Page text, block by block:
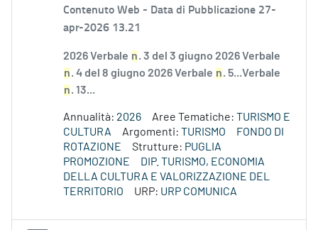
Contenuto Web - Data di Pubblicazione 27-
apr-2026 13.21
2026 Verbale n. 3 del 3 giugno 2026 Verbale
n. 4 del 8 giugno 2026 Verbale n. 5...Verbale
n. 13...
Annualità: 2026 Aree Tematiche: TURISMO E
CULTURA
Argomenti: TURISMO
FONDO DI
ROTAZIONE
Strutture: PUGLIA
PROMOZIONE
DIP. TURISMO, ECONOMIA
DELLA CULTURA E VALORIZZAZIONE DEL
TERRITORIO
URP: URP COMUNICA